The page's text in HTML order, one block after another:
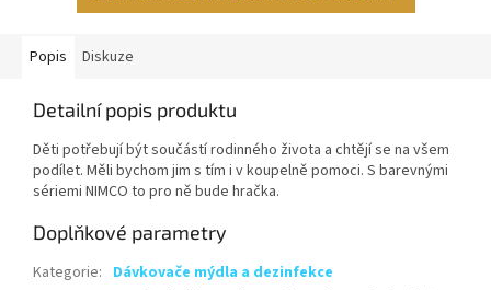
Popis Diskuze
Detailní popis produktu
Děti potřebují být součástí rodinného života a chtějí se na všem
podílet. Měli bychom jim s tím i v koupelně pomoci. S barevnými
sériemi NIMCO to pro ně bude hračka.
Doplňkové parametry
Kategorie: Dávkovače mýdla a dezinfekce